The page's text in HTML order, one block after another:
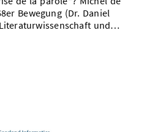
Bewegung (Dr. Daniel
und…